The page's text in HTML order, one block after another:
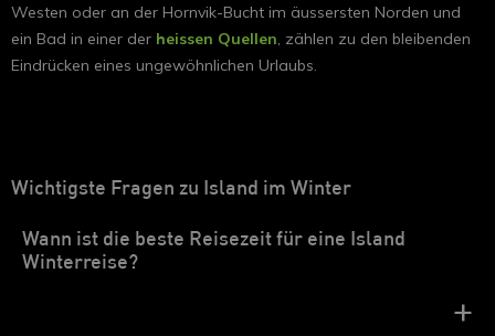
Westen oder an der Hornvik-Bucht im äussersten Norden und
ein Bad in einer der heissen Quellen, zählen zu den bleibenden
Eindrücken eines ungewöhnlichen Urlaubs.
Wichtigste Fragen zu Island im Winter
Wann ist die beste Reisezeit für eine Island
Winterreise?
+